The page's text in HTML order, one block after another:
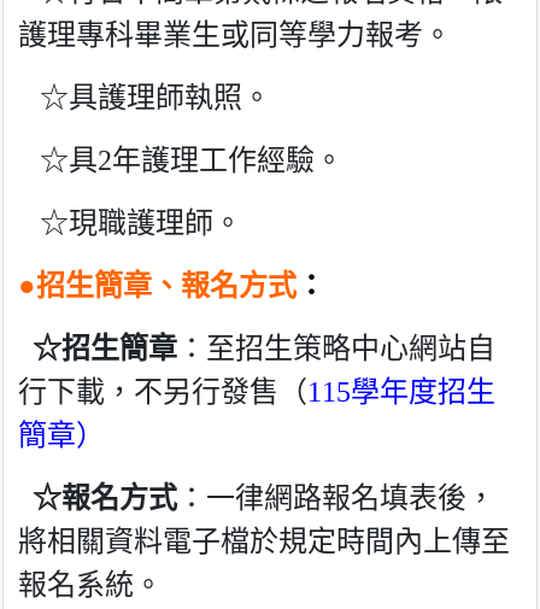
護理專科畢業生或同等學力報考。
☆具護理師執照。
☆具2年護理工作經驗。
☆現職護理師。
●招生簡章、報名方式：
☆招生簡章 ： 至招生策略中心網站自
行下載，不另行發售 （115學年度招生
簡章）
☆報名方式：一律網路報名填表後，
將相關資料電子檔於規定時間內上傳至
報名系統。